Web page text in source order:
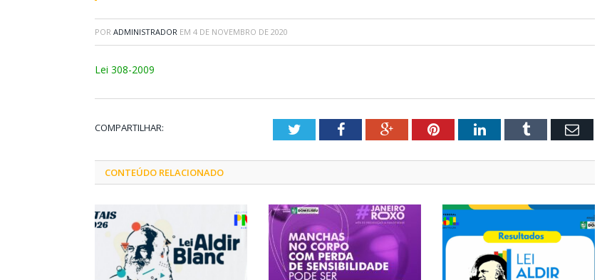
POR ADMINISTRADOR EM 4 DE NOVEMBRO DE 2020
Lei 308-2009
COMPARTILHAR: TwitterFacebookGoogle+PinterestLinkedInTumblr Email
CONTEÚDO RELACIONADO